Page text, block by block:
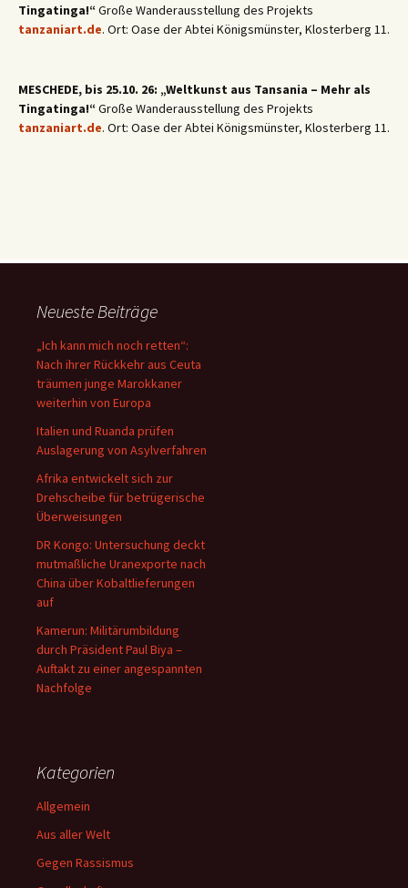
Tingatinga!“Große Wanderausstellung des Projekts
tanzaniart.de. Ort: Oase der Abtei Königsmünster, Klosterberg 11.
MESCHEDE, bis 25.10. 26: „Weltkunst aus Tansania – Mehr als
Tingatinga!“Große Wanderausstellung des Projekts
tanzaniart.de. Ort: Oase der Abtei Königsmünster, Klosterberg 11.
Neueste Beiträge
„Ich kann mich noch retten“:
Nach ihrer Rückkehr aus Ceuta
träumen junge Marokkaner
weiterhin von Europa
Italien und Ruanda prüfen
Auslagerung von Asylverfahren
Afrika entwickelt sich zur
Drehscheibe für betrügerische
Überweisungen
DR Kongo: Untersuchung deckt
mutmaßliche Uranexporte nach
China über Kobaltlieferungen
auf
Kamerun: Militärumbildung
durch Präsident Paul Biya –
Auftakt zu einer angespannten
Nachfolge
Kategorien
Allgemein
Aus aller Welt
Gegen Rassismus